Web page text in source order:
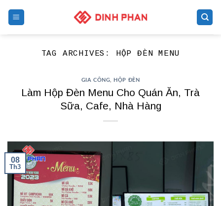
TAG ARCHIVES: HỘP ĐÈN MENU
GIA CÔNG HỘP ĐÈN
Làm Hộp Đèn Menu Cho Quán Ăn, Trà
Sữa, Cafe, Nhà Hàng
08
Th3